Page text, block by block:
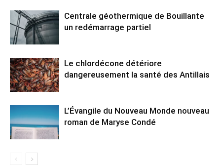
Centrale géothermique de Bouillante
un redémarrage partiel
Le chlordécone détériore
dangereusement la santé des Antillais
L’Évangile du Nouveau Monde nouveau
roman de Maryse Condé